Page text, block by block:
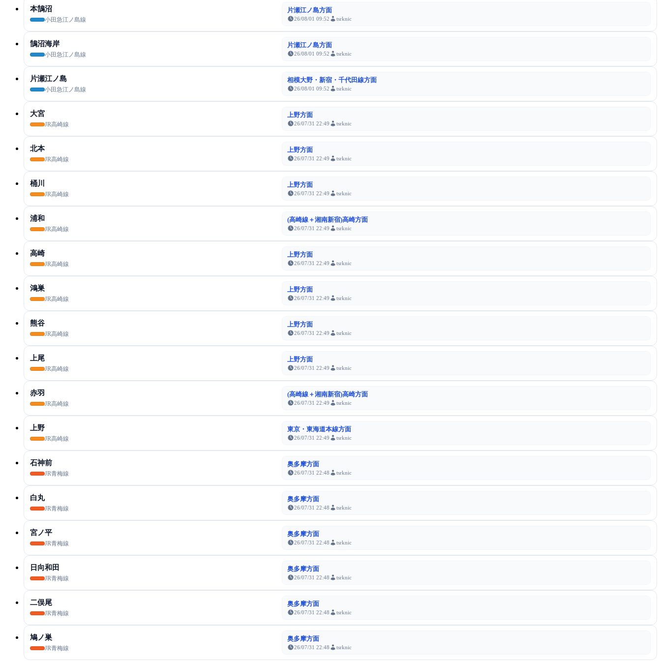
本鵠沼
小田急江ノ島線
片瀬江ノ島方面
26/08/01 09:52 tsrknic
鵠沼海岸
小田急江ノ島線
片瀬江ノ島方面
26/08/01 09:52 tsrknic
片瀬江ノ島
小田急江ノ島線
相模大野・新宿・千代田線方面
26/08/01 09:52 tsrknic
大宮
JR高崎線
上野方面
26/07/31 22:49 tsrknic
北本
JR高崎線
上野方面
26/07/31 22:49 tsrknic
桶川
JR高崎線
上野方面
26/07/31 22:49 tsrknic
浦和
JR高崎線
(高崎線＋湘南新宿)高崎方面
26/07/31 22:49 tsrknic
高崎
JR高崎線
上野方面
26/07/31 22:49 tsrknic
鴻巣
JR高崎線
上野方面
26/07/31 22:49 tsrknic
熊谷
JR高崎線
上野方面
26/07/31 22:49 tsrknic
上尾
JR高崎線
上野方面
26/07/31 22:49 tsrknic
赤羽
JR高崎線
(高崎線＋湘南新宿)高崎方面
26/07/31 22:49 tsrknic
上野
JR高崎線
東京・東海道本線方面
26/07/31 22:49 tsrknic
石神前
JR青梅線
奥多摩方面
26/07/31 22:48 tsrknic
白丸
JR青梅線
奥多摩方面
26/07/31 22:48 tsrknic
宮ノ平
JR青梅線
奥多摩方面
26/07/31 22:48 tsrknic
日向和田
JR青梅線
奥多摩方面
26/07/31 22:48 tsrknic
二俣尾
JR青梅線
奥多摩方面
26/07/31 22:48 tsrknic
鳩ノ巣
JR青梅線
奥多摩方面
26/07/31 22:48 tsrknic